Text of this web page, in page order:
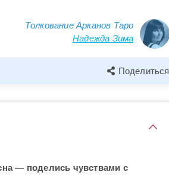
Толкование Арканов Таро
Надежда Зима
Поделиться
— поделись чувствами с